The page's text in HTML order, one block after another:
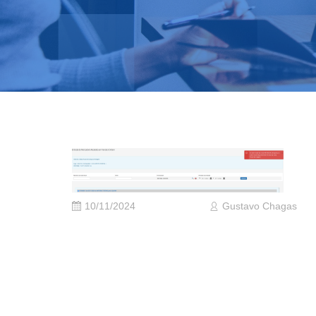
10/11/2024 Gustavo Chagas